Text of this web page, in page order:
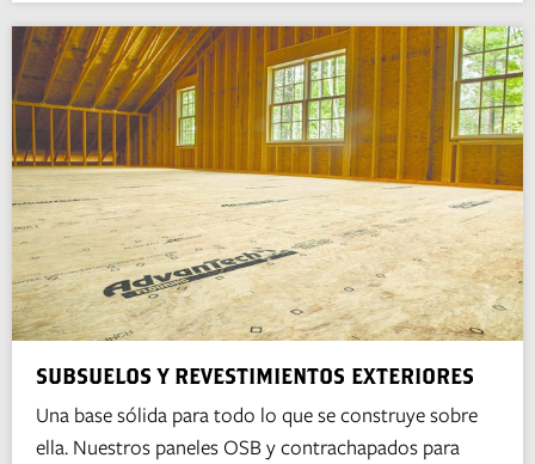
SUBSUELOS Y REVESTIMIENTOS EXTERIORES
Una base sólida para todo lo que se construye sobre
ella. Nuestros paneles OSB y contrachapados para